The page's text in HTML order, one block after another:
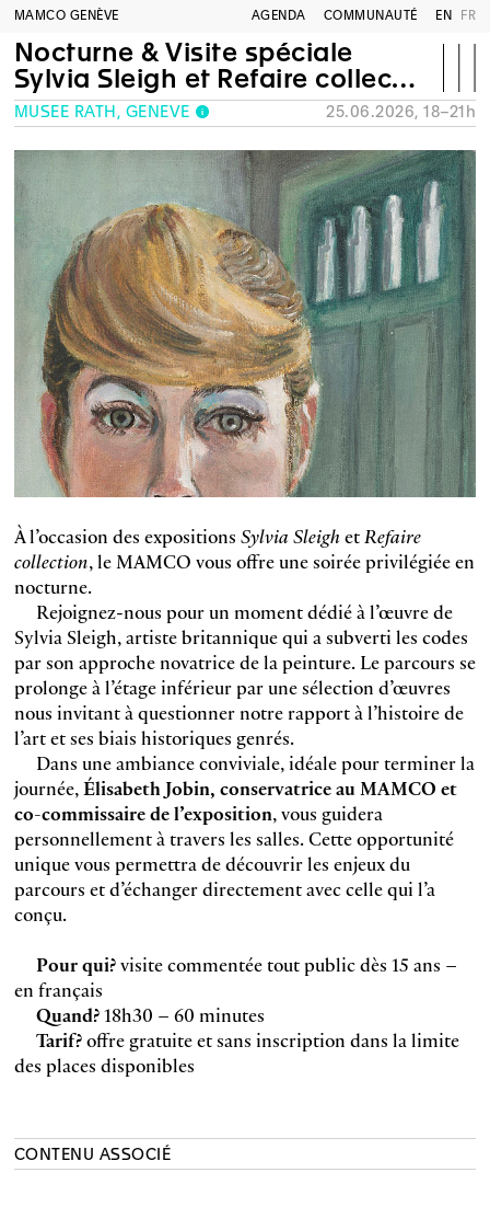
MAMCO GENÈVE AGENDA COMMUNAUTÉ EN FR
Nocturne & Visite spéciale
Sylvia Sleigh et Refaire collection
MUSÉE RATH, GENÈVE 25.06.2026, 18–21h
À l’occasion des expositions Sylvia SleighetRefaire
collection, le MAMCO vous offre une soirée privilégiée en
nocturne.
Rejoignez-nous pour un moment dédié à l’œuvre de
Sylvia Sleigh, artiste britannique qui a subverti les codes
par son approche novatrice de la peinture. Le parcours se
prolonge à l’étage inférieur par une sélection d’œuvres
nous invitant à questionner notre rapport à l’histoire de
l’art et ses biais historiques genrés.
Dans une ambiance conviviale, idéale pour terminer la
journée,Élisabeth Jobin, conservatrice au MAMCO et
co-commissaire de l’exposition, vous guidera
personnellement à travers les salles. Cette opportunité
unique vous permettra de découvrir les enjeux du
parcours et d’échanger directement avec celle qui l’a
conçu.
Pour qui?visite commentée tout public dès 15 ans –
en français
Quand?18h30 – 60 minutes
Tarif?offre gratuite et sans inscription dans la limite
des places disponibles
CONTENU ASSOCIÉ